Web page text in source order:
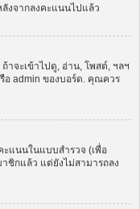
งจากลงคะแนนไปแล้ว
จะเข้าไปดู, อ่าน, โพสต์, ฯลฯ
อ admin ของบอร์ด. คุณควร
แนนในแบบสำรวจ (เพื่อ
ชิกแล้ว แต่ยังไม่สามารถลง